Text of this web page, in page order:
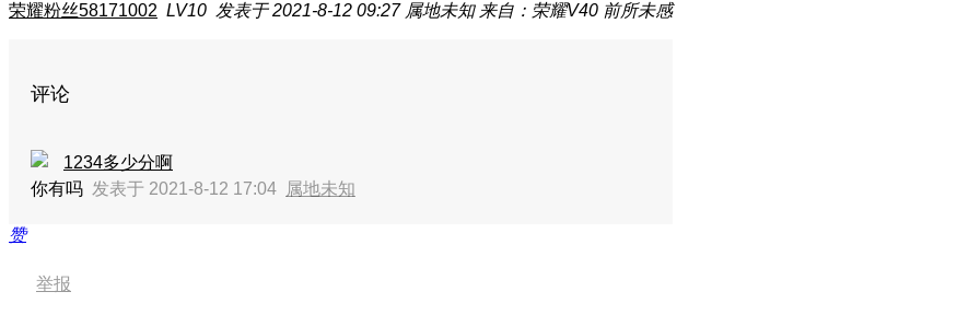
荣耀粉丝58171002 LV10 发表于 2021-8-12 09:27 属地未知 来自：荣耀V40 前所未感
评论
1234多少分啊
你有吗 发表于 2021-8-12 17:04 属地未知
赞
举报